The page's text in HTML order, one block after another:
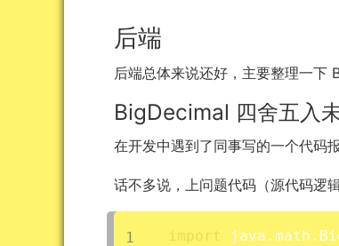
后端
后端总体来说还好，主要整理一下
BigDecimal 四舍五入
在开发中遇到了同事写的一个代码
话不多说，上问题代码（源代码逻
import java . math .